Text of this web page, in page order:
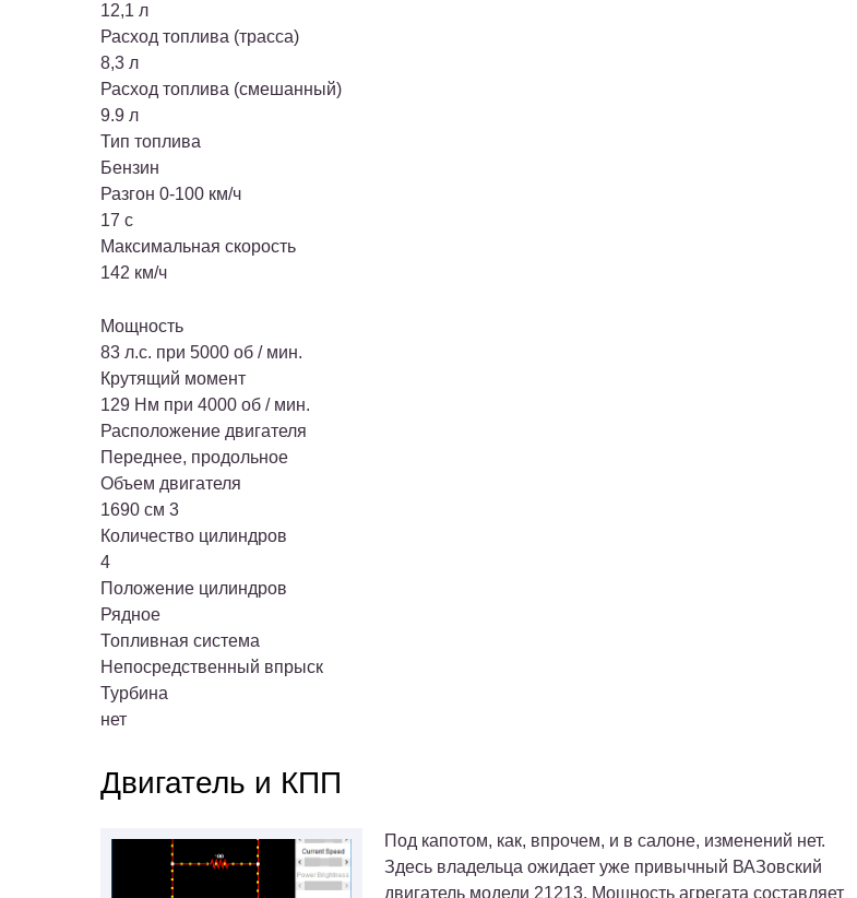
12,1 л
Расход топлива (трасса)
8,3 л
Расход топлива (смешанный)
9.9 л
Тип топлива
Бензин
Разгон 0-100 км/ч
17 с
Максимальная скорость
142 км/ч
Мощность
83 л.с. при 5000 об / мин.
Крутящий момент
129 Нм при 4000 об / мин.
Расположение двигателя
Переднее, продольное
Объем двигателя
1690 см 3
Количество цилиндров
4
Положение цилиндров
Рядное
Топливная система
Непосредственный впрыск
Турбина
нет
Двигатель и КПП
Под капотом, как, впрочем, и в салоне, изменений нет.
Здесь владельца ожидает уже привычный ВАЗовский
двигатель модели 21213. Мощность агрегата составляет